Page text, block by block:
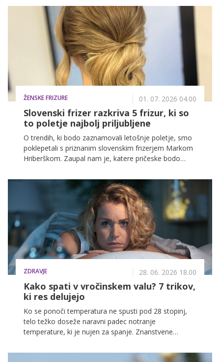
počutijo bolj utrujene in napihnjene.
ŽENSKE FRIZURE 01. 07. 2026 04.00
Slovenski frizer razkriva 5 frizur, ki so
to poletje najbolj priljubljene
O trendih, ki bodo zaznamovali letošnje poletje, smo
poklepetali s priznanim slovenskim frizerjem Markom
Hriberškom. Zaupal nam je, katere pričeske bodo
bodo ustvarile popoln "sunkissed" učinek in kako lase
zaščititi pred soncem, soljo ter klorom.
ZDRAVJE 28. 06. 2026 18.00
Kako spati v vročinskem valu? 7 trikov,
ki res delujejo
Ko se ponoči temperatura ne spusti pod 28 stopinj,
telo težko doseže naravni padec notranje
temperature, ki je nujen za spanje. Znanstvene
spanec, a obstajajo preverjeni načini, kako si lahko